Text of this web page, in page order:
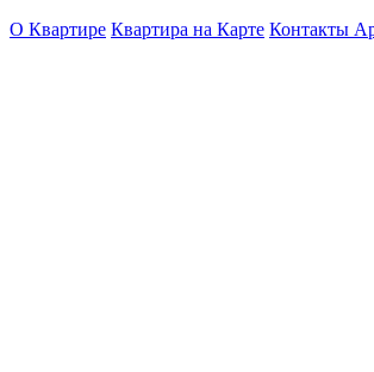
О Квартире Квартира на Карте Контакты